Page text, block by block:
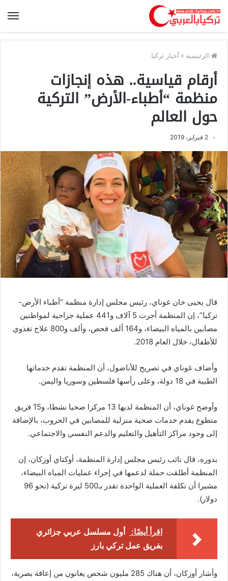
الرئيسية » أخبار تركيا
أرقام قياسية.. هذه إنجازات
منظمة “أطباء-الأرض” التركية
حول العالم
2 فبراير، 2019
قال يحيى خان غوناي، رئيس مجلس إدارة منظمة “أطباء الأرض-
تركيا”، إن المنظمة أجرت 5 آلاف و441 عملية جراحية لمواطنين
مصابين بالمياه البيضاء، و164 ألف فحص، وألف و800 علاج تغذوي
للأطفال، خلال العام 2018.
وأضاف غوناي في تصريح للأناضول، أن المنظمة تقدم خدماتها
الطبية في 18 دولة، وعلى رأسها فلسطين وسوريا واليمن.
وأوضح غوناي، أن المنظمة لديها 13 مركزا صحيا نشطا، و15 فريق
متطوع يقدم خدمات صحية منزلية للمصابين في الحروب، بالإضافة
إلى وجود مراكز التأهيل والتعليم والدعم النفسي والاجتماعي.
بدوره، قال نائب رئيس مجلس إدارة المنظمة، أوكتاي أوزكان، إن
المنظمة أطلقت حملة لدعمها في إجراء عمليات المياه البيضاء،
مشيرا أن تكلفة العملية الواحدة تقدر بـ500 ليرة تركية (نحو 96
دولار).
اقرأ أيضًا:
أول مسلسل عربي جزائري
بفريق عمل تركي بارز
وأشار أوزكان، أن هناك 285 مليون شخص يعانون من إعاقة بصرية،